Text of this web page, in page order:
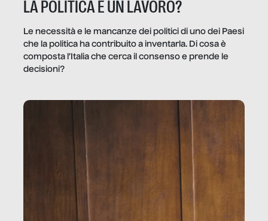
LA POLITICA È UN LAVORO?
Le necessità e le mancanze dei politici di uno dei Paesi
che la politica ha contribuito a inventarla. Di cosa è
composta l’Italia che cerca il consenso e prende le
decisioni?